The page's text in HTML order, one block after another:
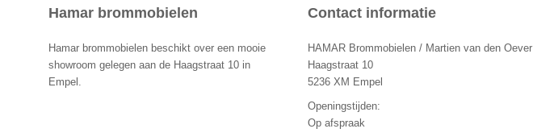
Hamar brommobielen
Hamar brommobielen beschikt over een mooie
showroom gelegen aan de Haagstraat 10 in
Empel.
Contact informatie
HAMAR Brommobielen / Martien van den Oever
Haagstraat 10
5236 XM Empel
Openingstijden:
Op afspraak